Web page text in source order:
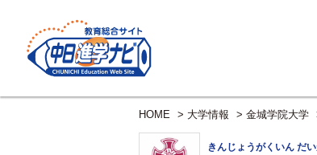
HOME > 大学情報 > 金城学院大学
きんじょうがくいん